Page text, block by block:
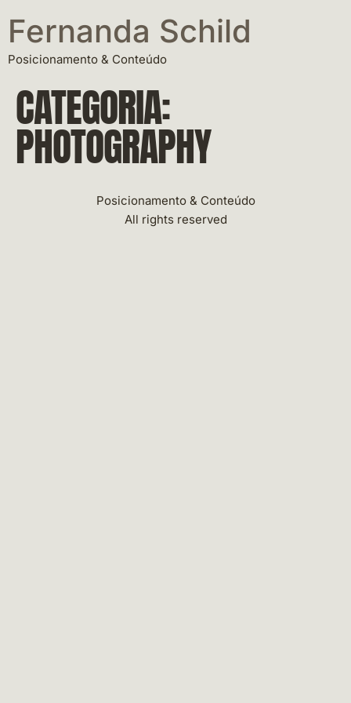
Fernanda Schild
Posicionamento & Conteúdo
CATEGORIA:
PHOTOGRAPHY
Posicionamento & Conteúdo
All rights reserved